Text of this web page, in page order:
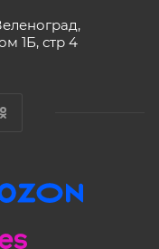
1Б, стр 4